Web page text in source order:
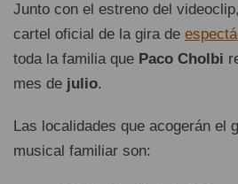
Junto con el estreno del
cartel oficial de la gira de
toda la familia que Paco Cholbi
mes de julio.
Las localidades que acogerán el
musical familiar son: